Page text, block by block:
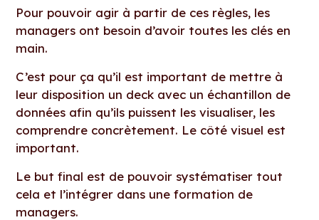
Pour pouvoir agir à partir de ces règles, les
managers ont besoin d’avoir toutes les clés en
main.
C’est pour ça qu’il est important de mettre à
leur disposition un deck avec un échantillon de
données afin qu’ils puissent les visualiser, les
comprendre concrètement. Le côté visuel est
important.
Le but final est de pouvoir systématiser tout
cela et l’intégrer dans une formation de
managers.